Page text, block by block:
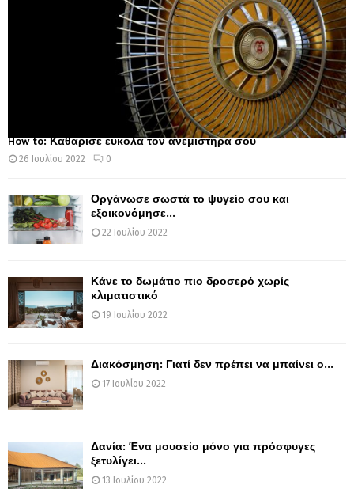
How to: Καθάρισε εύκολα τον ανεμιστήρα σου
26 Ιουλίου 2022 0
Οργάνωσε σωστά το ψυγείο σου και
εξοικονόμησε...
22 Ιουλίου 2022
Κάνε το δωμάτιο πιο δροσερό χωρίς
κλιματιστικό
19 Ιουλίου 2022
Διακόσμηση: Γιατί δεν πρέπει να μπαίνει ο...
17 Ιουλίου 2022
Δανία: Ένα μουσείο μόνο για πρόσφυγες
ξετυλίγει...
13 Ιουλίου 2022